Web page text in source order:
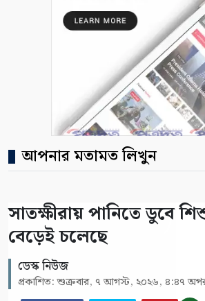
আপনার মতামত লিখুন
সাতক্ষীরায় পানিতে ডুবে
বেড়েই চলেছে
ডেস্ক নিউজ
প্রকাশিত: শুক্রবার, ৭ আগস্ট, ২০২৬, ৪:৪৭